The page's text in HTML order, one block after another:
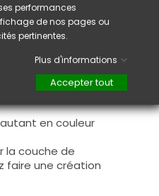
avec son pinceau, de
(il n'est pas
la couche de
après limage.
deux couches,
première couche et
pour garantir
en couleur
la couche de
faire une création
performances
de nos pages ou
pertinentes.
Plus d'informations
Accepter tout